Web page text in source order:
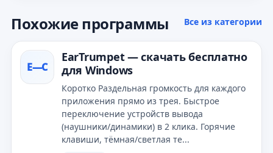
Похожие программы Все из категории
E—С
EarTrumpet — скачать бесплатно
для Windows
Коротко Раздельная громкость для каждого
приложения прямо из трея. Быстрое
переключение устройств вывода
(наушники/динамики) в 2 клика. Горячие
клавиши, тёмная/светлая те...